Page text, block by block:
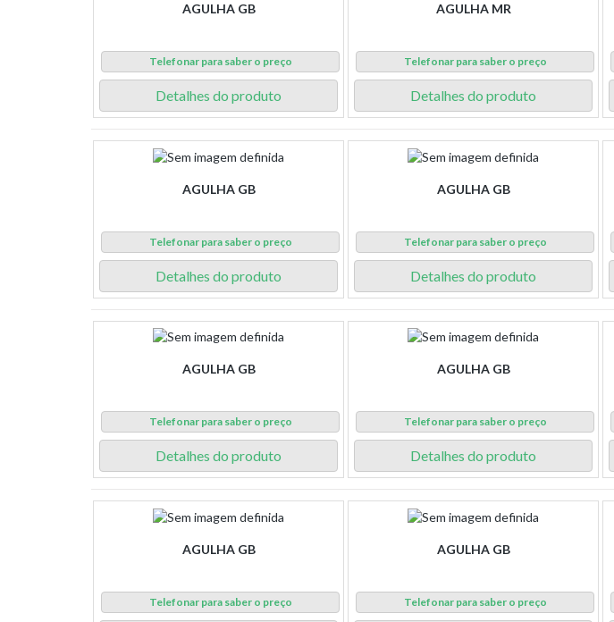
AGULHA GB
Telefonar para saber o preço
Detalhes do produto
AGULHA MR
Telefonar para saber o preço
Detalhes do produto
AGULHA GB
Telefonar para saber o preço
Detalhes do produto
AGULHA GB
Telefonar para saber o preço
Detalhes do produto
AGULHA GB
Telefonar para saber o preço
Detalhes do produto
AGULHA GB
Telefonar para saber o preço
Detalhes do produto
AGULHA GB
Telefonar para saber o preço
AGULHA GB
Telefonar para saber o preço